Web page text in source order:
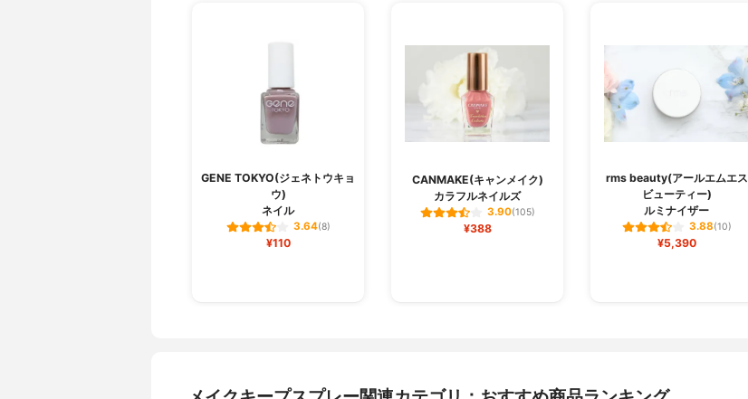
GENE TOKYO(ジェネトウキョ
ウ)
ネイル
3.64(8)
¥110
CANMAKE(キャンメイク)
カラフルネイルズ
3.90(105)
¥388
rms beauty(アールエムエス
ビューティー)
ルミナイザー
3.88(10)
¥5,390